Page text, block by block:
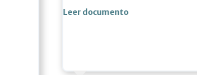
Leer documento